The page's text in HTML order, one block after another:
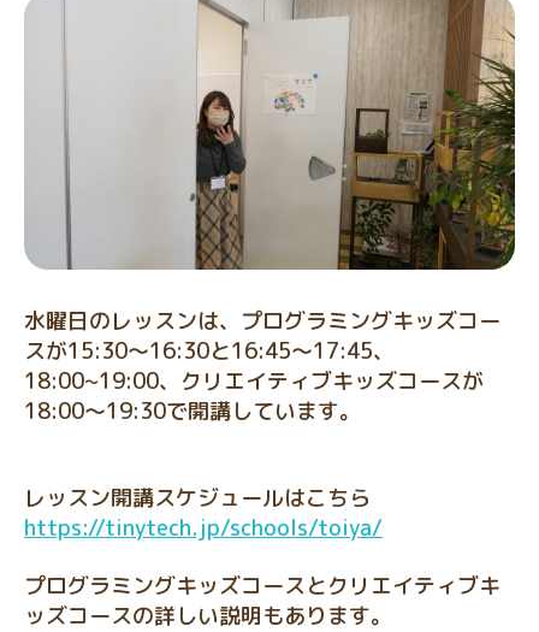
水曜日のレッスンは、プログラミングキッズコー
スが15:30〜16:30と16:45〜17:45、
18:00~19:00、クリエイティブキッズコースが
18:00〜19:30で開講しています。
レッスン開講スケジュールはこちら
https://tinytech.jp/schools/toiya/
プログラミングキッズコースとクリエイティブキ
ッズコースの詳しい説明もあります。